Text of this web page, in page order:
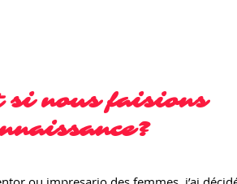
si nous faisions